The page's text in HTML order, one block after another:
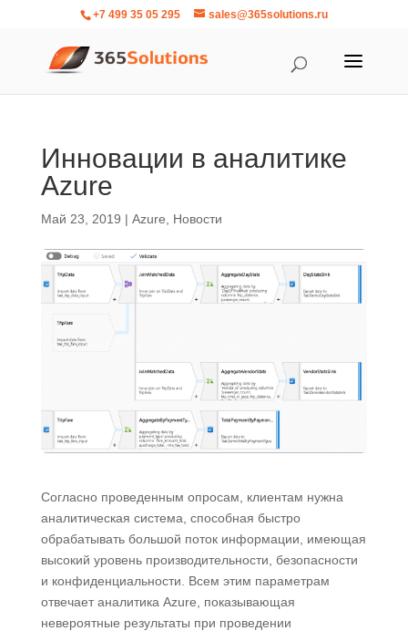
+7 499 35 05 295 sales@365solutions.ru
Инновации в аналитике
Azure
Май 23, 2019 | Azure Новости
Согласно проведенным опросам, клиентам нужна
аналитическая система, способная быстро
обрабатывать большой поток информации, имеющая
высокий уровень производительности, безопасности
и конфиденциальности. Всем этим параметрам
отвечает аналитика Azure, показывающая
невероятные результаты при проведении